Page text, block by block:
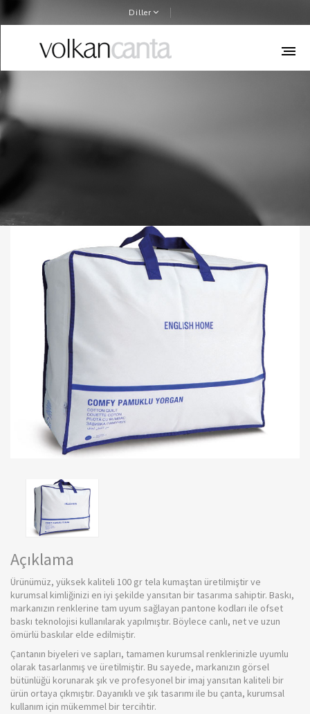
Diller
Açıklama
Ürünümüz, yüksek kaliteli 100 gr tela kumaştan üretilmiştir ve
kurumsal kimliğinizi en iyi şekilde yansıtan bir tasarıma sahiptir. Baskı,
markanızın renklerine tam uyum sağlayan pantone kodları ile ofset
baskı teknolojisi kullanılarak yapılmıştır. Böylece canlı, net ve uzun
ömürlü baskılar elde edilmiştir.
Çantanın biyeleri ve sapları, tamamen kurumsal renklerinizle uyumlu
olarak tasarlanmış ve üretilmiştir. Bu sayede, markanızın görsel
bütünlüğü korunarak şık ve profesyonel bir imaj yansıtan kaliteli bir
ürün ortaya çıkmıştır. Dayanıklı ve şık tasarımı ile bu çanta, kurumsal
kullanım için mükemmel bir tercihtir.